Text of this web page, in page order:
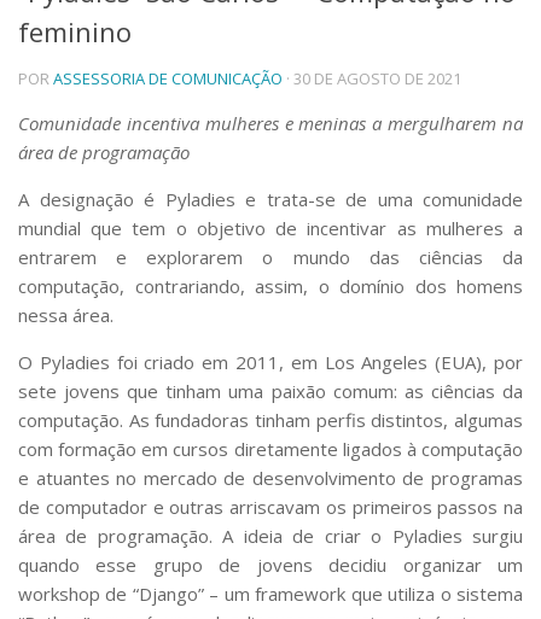
Telefones e Mapas
Pessoas
Ensino
Graduação
Pós-Graduação
Educação a distância
Cursos de Extensão
Pesquisa e Inovação
Linhas de Pesquisa
Centros, Núcleos e Projetos em Rede
Pós-doutorado
Transferência de Tecnologia
Empresas Juniores
Extensão à Comunidade
Projetos, Programas e Cursos
Artes, Cultura e Esportes
Museus e Espaços Interativos
Bibliotecas
Apoio ao Estudante
feminino
PORASSESSORIA DE COMUNICAÇÃO · 30 DE AGOSTO DE 2021
Comunidade incentiva mulheres e meninas a mergulharem na
área de programação
A designação é Pyladies e trata-se de uma comunidade
mundial que tem o objetivo de incentivar as mulheres a
entrarem e explorarem o mundo das ciências da
computação, contrariando, assim, o domínio dos homens
nessa área.
O Pyladies foi criado em 2011, em Los Angeles (EUA), por
sete jovens que tinham uma paixão comum: as ciências da
computação. As fundadoras tinham perfis distintos, algumas
com formação em cursos diretamente ligados à computação
e atuantes no mercado de desenvolvimento de programas
de computador e outras arriscavam os primeiros passos na
área de programação. A ideia de criar o Pyladies surgiu
quando esse grupo de jovens decidiu organizar um
workshop de “Django” – um framework que utiliza o sistema